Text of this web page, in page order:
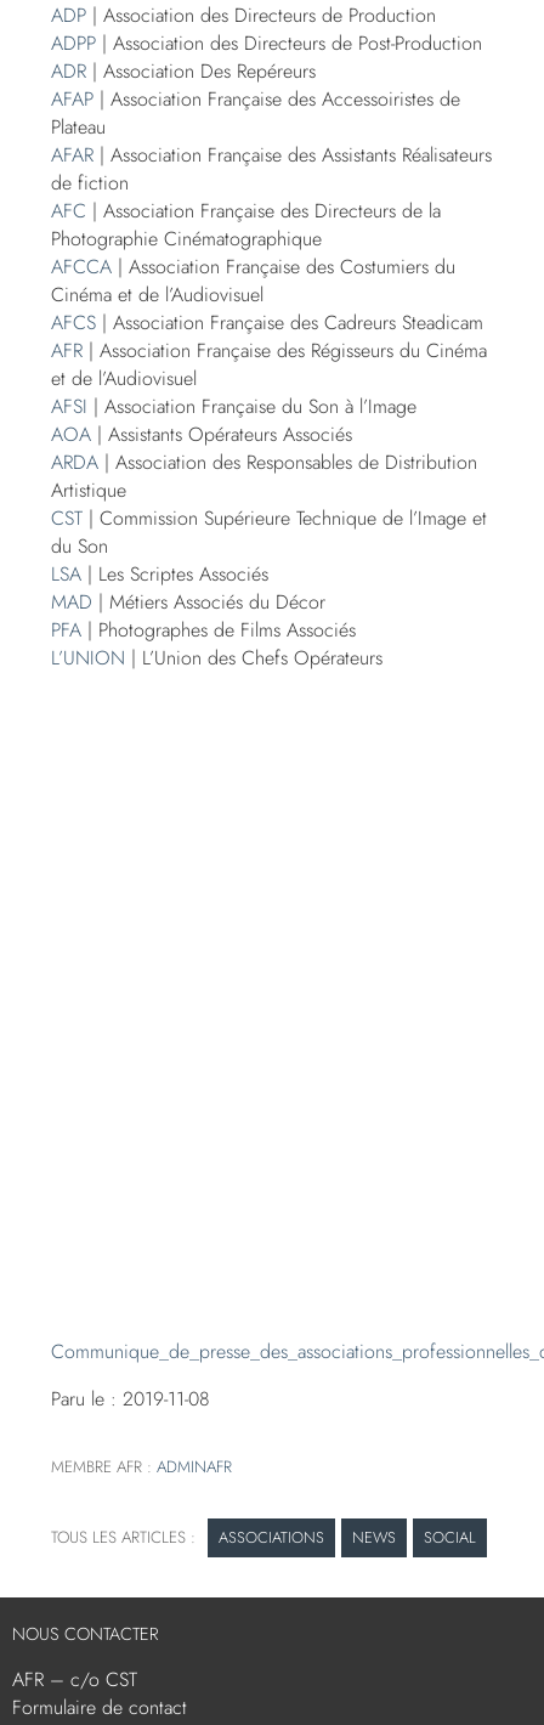
ADP | Association des Directeurs de Production
ADPP | Association des Directeurs de Post-Production
ADR | Association Des Repéreurs
AFAP | Association Française des Accessoiristes de
Plateau
AFAR | Association Française des Assistants Réalisateurs
de fiction
AFC | Association Française des Directeurs de la
Photographie Cinématographique
AFCCA | Association Française des Costumiers du
Cinéma et de l’Audiovisuel
AFCS | Association Française des Cadreurs Steadicam
AFR | Association Française des Régisseurs du Cinéma
et de l’Audiovisuel
AFSI | Association Française du Son à l’Image
AOA | Assistants Opérateurs Associés
ARDA | Association des Responsables de Distribution
Artistique
CST | Commission Supérieure Technique de l’Image et
du Son
LSA | Les Scriptes Associés
MAD | Métiers Associés du Décor
PFA | Photographes de Films Associés
L’UNION | L’Union des Chefs Opérateurs
Paru le : 2019-11-08
MEMBRE AFR :ADMINAFR
ASSOCIATIONS NEWS SOCIAL
NOUS CONTACTER
AFR – c/o CST
Formulaire de contact